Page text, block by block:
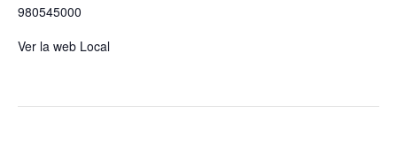
980545000
Ver la web Local